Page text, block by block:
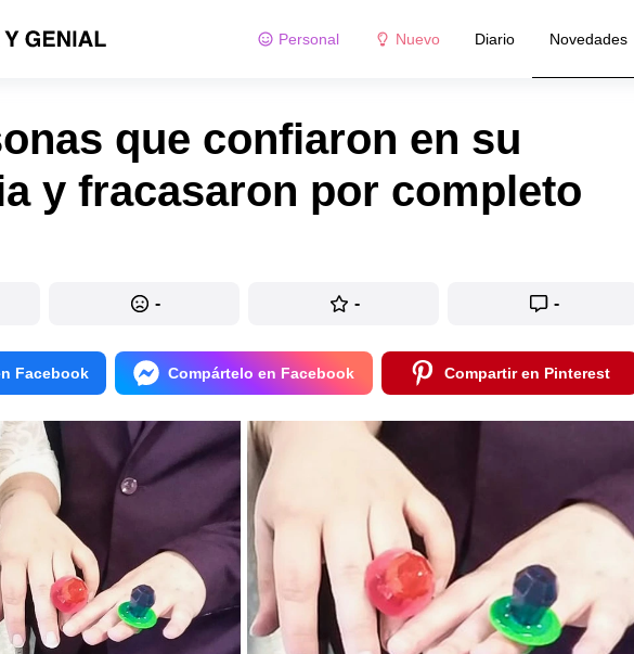
Personal Nuevo Diario Novedades
que confiaron en su
y fracasaron por completo
- - -
Facebook Compártelo en Facebook Compartir en Pinterest